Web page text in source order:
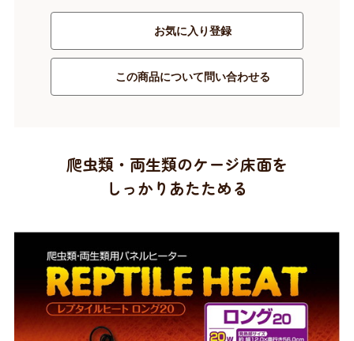
お気に入り登録
この商品について問い合わせる
爬虫類・両生類のケージ床面を
しっかりあたためる